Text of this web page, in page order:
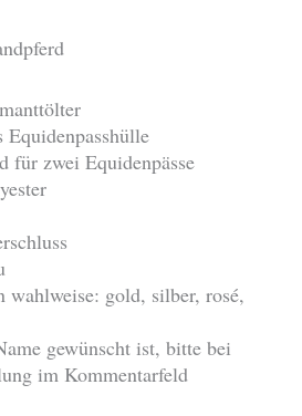
Equidenpasshülle
für zwei Equidenpässe
wahlweise: gold, silber, rosé,
gewünscht ist, bitte bei
im Kommentarfeld